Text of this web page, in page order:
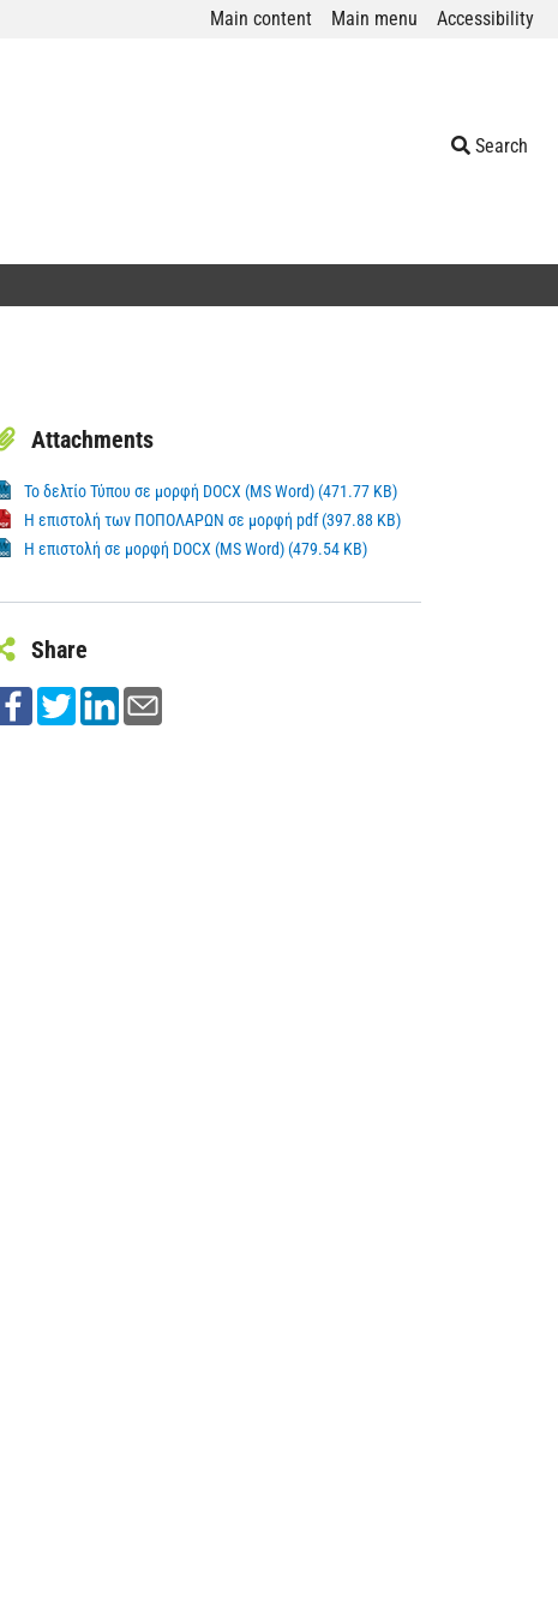
Main content Main menu Accessibility
Search
Attachments
Το δελτίο Τύπου σε μορφή DOCX (MS Word) (471.77 KB)
Η επιστολή των ΠΟΠΟΛΑΡΩΝ σε μορφή pdf (397.88 KB)
Η επιστολή σε μορφή DOCX (MS Word) (479.54 KB)
Share